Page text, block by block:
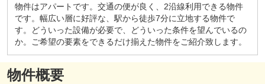
物件はアパートです。交通の便が良く、2沿線利用できる物件
です。幅広い層に好評な、駅から徒歩7分に立地する物件で
す。どういった設備が必要で、どういった条件を望んでいるの
か。ご希望の要素をできるだけ揃えた物件をご紹介致します。
物件概要